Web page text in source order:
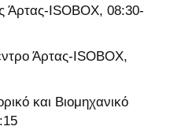
Άρτας-ISOBOX, 08:30-
Άρτας-ISOBOX,
και Βιομηχανικό